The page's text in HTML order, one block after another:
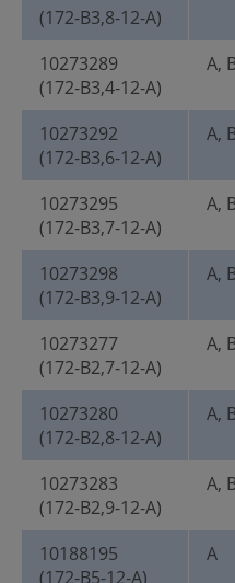
(172-B3,8-12-A)
10273289
(172-B3,4-12-A)
A,
10273292
(172-B3,6-12-A)
A,
10273295
(172-B3,7-12-A)
A,
10273298
(172-B3,9-12-A)
A,
10273277
(172-B2,7-12-A)
A,
10273280
(172-B2,8-12-A)
A,
10273283
(172-B2,9-12-A)
A,
10188195
(172-B5-12-A)
A